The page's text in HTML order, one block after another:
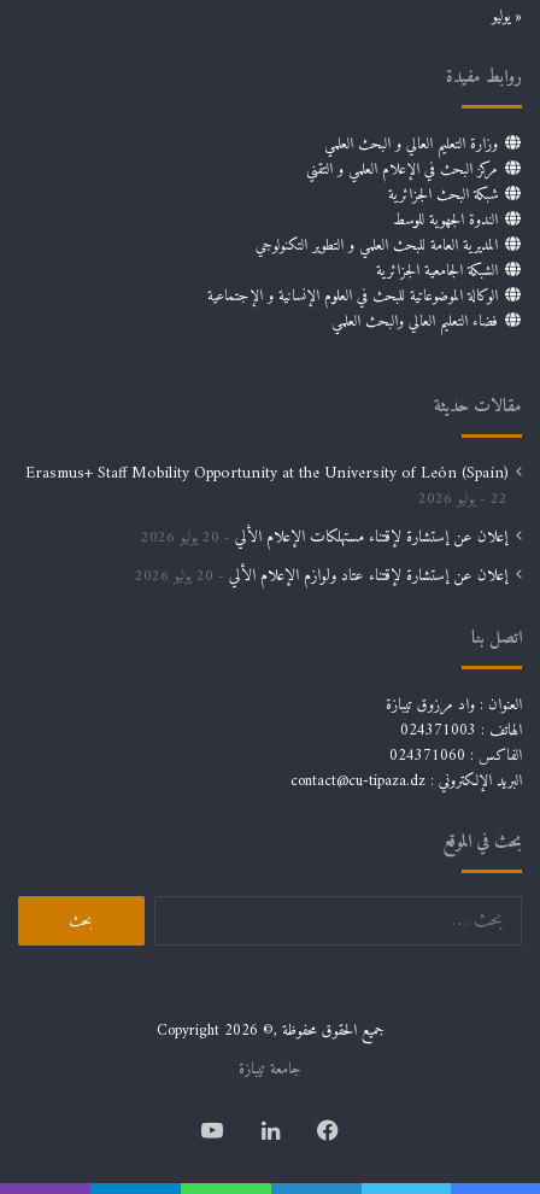
« يوليو
روابط مفيدة
وزارة التعليم العالي و البحث العلمي
مركز البحث في الإعلام العلمي و التقني
شبكة البحث الجزائرية
الندوة الجهوية للوسط
المديرية العامة للبحث العلمي و التطوير التكنولوجي
الشبكة الجامعية الجزائرية
الوكالة الموضوعاتية للبحث في العلوم الإنسانية و الإجتماعية
فضاء التعليم العالي والبحث العلمي
مقالات حديثة
Erasmus+ Staff Mobility Opportunity at the University of León (Spain)
22 يوليو 2026
إعلان عن إستشارة لإقتناء مستهلكات الإعلام الألي 20 يوليو 2026
إعلان عن إستشارة لإقتناء عتاد ولوازم الإعلام الألي 20 يوليو 2026
اتصل بنا
العنوان : واد مرزوق تيبازة
الهاتف : 024371003
الفاكس : 024371060
البريد الإلكتروني : contact@cu-tipaza.dz
بحث في الموقع
البحث
جميع الحقوق محفوظة ,© Copyright 2026
جامعة تيبازة
فيسبوكلينكدإن يوتيوب